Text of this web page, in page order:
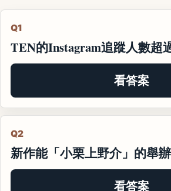
Q1
TEN的Instagram追蹤人數超
看答案
Q2
新作能「小栗上野介」的舉
看答案